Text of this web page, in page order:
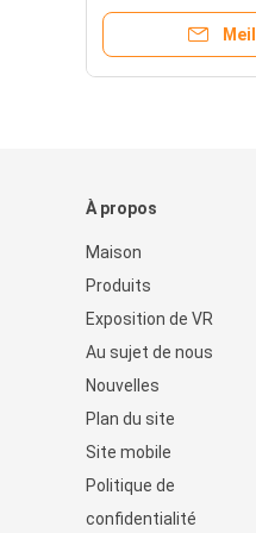
résistance
parfait pour les
À propos
Maison
Produits
Exposition de VR
Au sujet de nous
Nouvelles
Plan du site
Site mobile
Politique de
confidentialité